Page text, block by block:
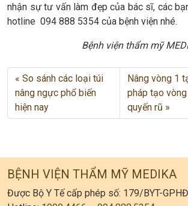
nhận sự tư vấn làm đẹp của bác sĩ, các
hotline 094 888 5354 của bệnh viện nhé.
Bệnh viện thẩm mỹ
So sánh các loại túi
nâng ngực phổ biến
hiện nay
Nâng vòng 1
pháp tạo
quyến rũ
BỆNH VIỆN THẨM MỸ MEDIKA
Được Bộ Y Tế cấp phép số: 179/BYT-GPHĐ